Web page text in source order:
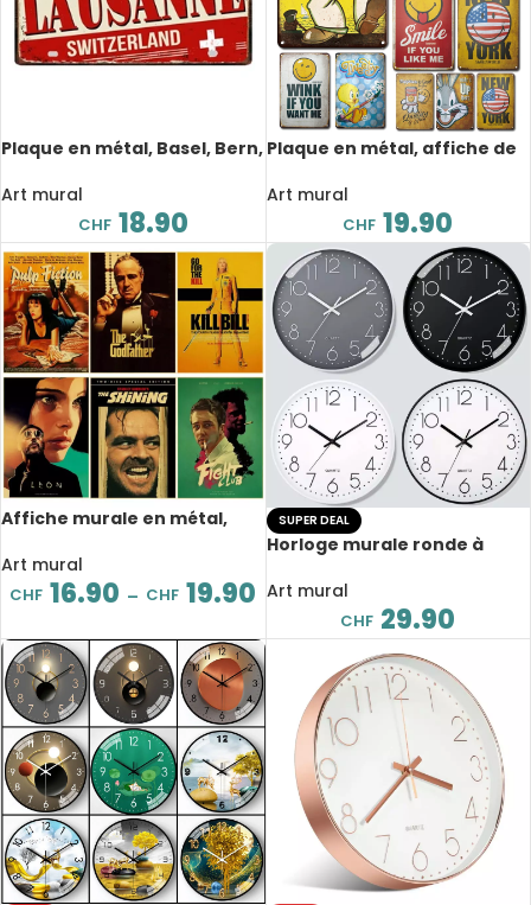
Plaque en métal, Basel, Bern,
St. Gallen, Zürich, 30 x 15 cm
Art mural
CHF 18.90
Plaque en métal, affiche de
20×30 cm
Art mural
CHF 19.90
Affiche murale en métal,
décoration, 40×30 cm
Art mural
CHF 16.90 – CHF 19.90
SUPER DEAL
Horloge murale ronde à
antibuée et épaissi 4K,
diamètre 30 cm
Art mural
CHF 29.90